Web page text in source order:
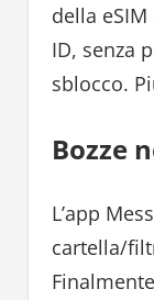
della
ID, senza
sblocco.
Bozze
L’app
cartella/